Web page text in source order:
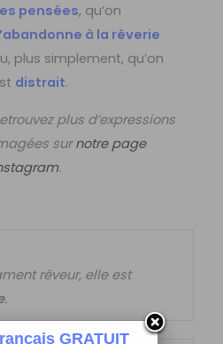
pensées, qu’on
à la rêverie
plus simplement, qu’on
distrait.
plus d’expressions
surnotre page
.
rêveur, elle est
.
GRATUIT